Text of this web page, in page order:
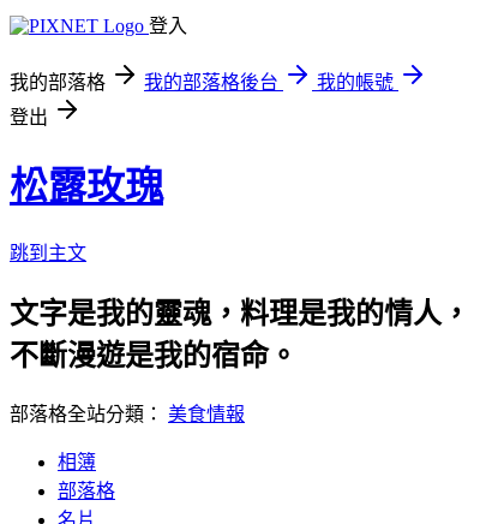
登入
我的部落格 我的部落格後台
我的帳號
登出
松露玫瑰
跳到主文
文字是我的靈魂，料理是我的情人，
不斷漫遊是我的宿命。
部落格全站分類： 美食情報
相簿
部落格
名片